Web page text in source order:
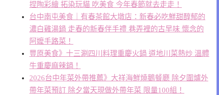
捏陶彩繪 拓染玩貓 吃美食 今年春節就去走走！
台中南屯美食｜有春茶館大墩店：新春必吃鮮甜醇郁的
濃白雞湯鍋 走春的新春伴手禮 巷弄裡的古早味 懷念的
阿嬤手路菜！
豐原美食》十三涮四川料理重慶火鍋 道地川菜熱炒 溫體
牛重慶麻辣鍋！
2026台中年菜外帶推薦》大祥海鮮燒鵝餐廳 除夕圍爐外
帶年菜預訂 除夕當天現做外帶年菜 限量100組！